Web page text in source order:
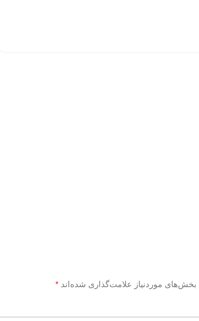
بخش‌های موردنیاز علامت‌گذاری شده‌اند *